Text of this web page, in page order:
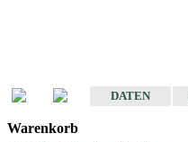
DATEN
Warenkorb